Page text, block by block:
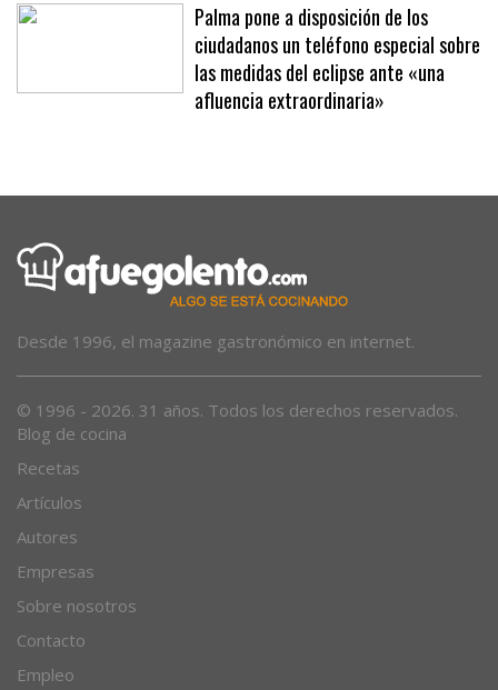
Palma pone a disposición de los
ciudadanos un teléfono especial sobre
las medidas del eclipse ante «una
afluencia extraordinaria»
Desde 1996, el magazine gastronómico en internet.
© 1996 - 2026. 31 años. Todos los derechos reservados.
Blog de cocina
Recetas
Artículos
Autores
Empresas
Sobre nosotros
Contacto
Empleo